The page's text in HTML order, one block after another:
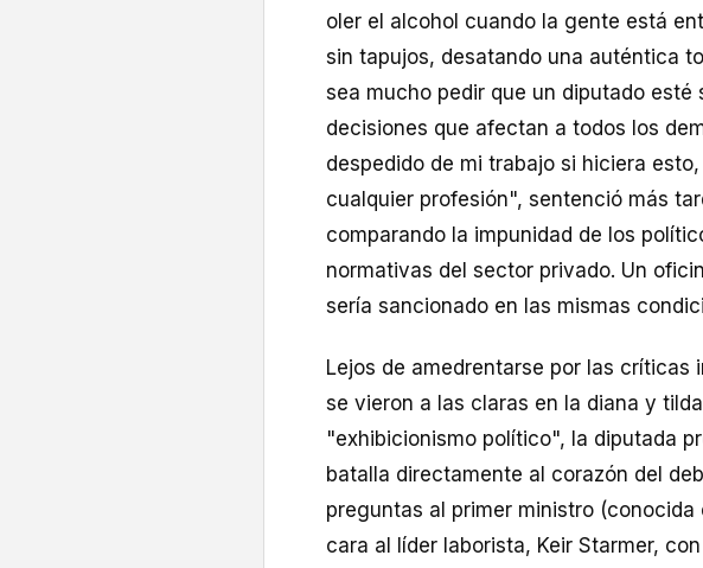
oler el alcohol cuando la gente está
sin tapujos, desatando una auténtica
sea mucho pedir que un diputado esté
decisiones que afectan a todos los
despedido de mi trabajo si hiciera
cualquier profesión", sentenció más
comparando la impunidad de los
normativas del sector privado. Un
sería sancionado en las mismas
Lejos de amedrentarse por las críticas
se vieron a las claras en la diana y
"exhibicionismo político", la diputada
batalla directamente al corazón del
preguntas al primer ministro (conocida
cara al líder laborista, Keir Starmer,